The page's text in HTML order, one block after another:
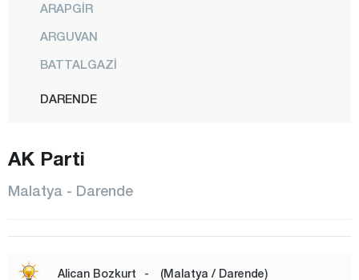
ARAPGİR
ARGUVAN
BATTALGAZİ
DARENDE
DOĞANYOL
HEKİMHAN
KULUNCAK
PÜTÜRGE
AK Parti
Malatya - Darende
Alican Bozkurt - (Malatya / Darende)